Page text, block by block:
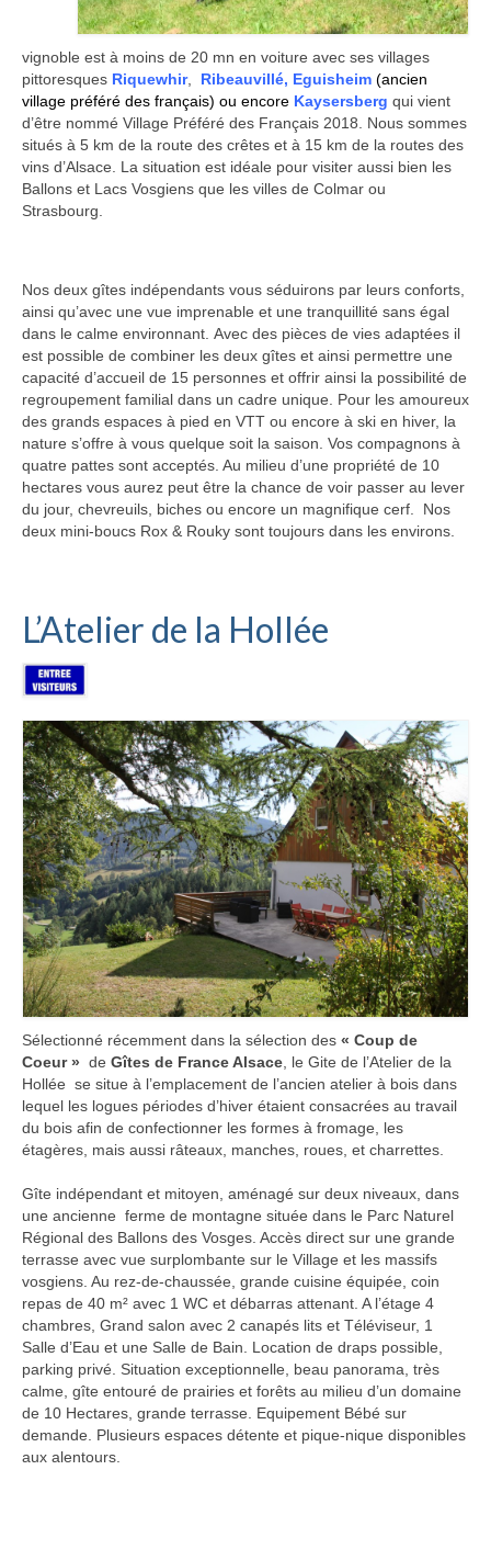
vignoble est à moins de 20 mn en voiture avec ses villages
pittoresques Riquewhir, Ribeauvillé, Eguisheim (ancien
village préféré des français) ou encore Kaysersberg qui vient
d’être nommé Village Préféré des Français 2018. Nous sommes
situés à 5 km de la route des crêtes et à 15 km de la routes des
vins d’Alsace. La situation est idéale pour visiter aussi bien les
Ballons et Lacs Vosgiens que les villes de Colmar ou
Strasbourg.
Nos deux gîtes indépendants vous séduirons par leurs conforts,
ainsi qu’avec une vue imprenable et une tranquillité sans égal
dans le calme environnant. Avec des pièces de vies adaptées il
est possible de combiner les deux gîtes et ainsi permettre une
capacité d’accueil de 15 personnes et offrir ainsi la possibilité de
regroupement familial dans un cadre unique. Pour les amoureux
des grands espaces à pied en VTT ou encore à ski en hiver, la
nature s’offre à vous quelque soit la saison. Vos compagnons à
quatre pattes sont acceptés. Au milieu d’une propriété de 10
hectares vous aurez peut être la chance de voir passer au lever
du jour, chevreuils, biches ou encore un magnifique cerf. Nos
deux mini-boucs Rox & Rouky sont toujours dans les environs.
L’Atelier de la Hollée
Sélectionné récemment dans la sélection des « Coup de
Coeur » de Gîtes de France Alsace, le Gite de l’Atelier de la
Hollée se situe à l’emplacement de l’ancien atelier à bois dans
lequel les logues périodes d’hiver étaient consacrées au travail
du bois afin de confectionner les formes à fromage, les
étagères, mais aussi râteaux, manches, roues, et charrettes.
Gîte indépendant et mitoyen, aménagé sur deux niveaux, dans
une ancienne ferme de montagne située dans le Parc Naturel
Régional des Ballons des Vosges. Accès direct sur une grande
terrasse avec vue surplombante sur le Village et les massifs
vosgiens. Au rez-de-chaussée, grande cuisine équipée, coin
repas de 40 m² avec 1 WC et débarras attenant. A l’étage 4
chambres, Grand salon avec 2 canapés lits et Téléviseur, 1
Salle d’Eau et une Salle de Bain. Location de draps possible,
parking privé. Situation exceptionnelle, beau panorama, très
calme, gîte entouré de prairies et forêts au milieu d’un domaine
de 10 Hectares, grande terrasse. Equipement Bébé sur
demande. Plusieurs espaces détente et pique-nique disponibles
aux alentours.